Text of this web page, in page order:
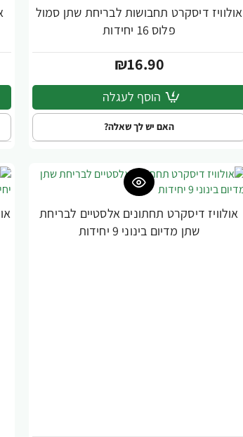
אולוויז דיסקרט תחבושות לבריחת שתן סמול
פלוס 16 יחידות
₪16.90
הוסף לעגלה
האם יש לך שאלה?
אולוויז דיסקרט תחתונים אלסטיים לבריחת
שתן מדיום בינוני 9 יחידות